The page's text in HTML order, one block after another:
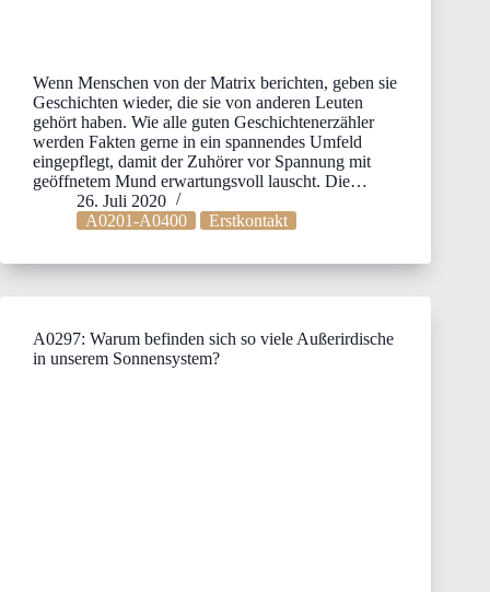
Wenn Menschen von der Matrix berichten, geben sie
Geschichten wieder, die sie von anderen Leuten
gehört haben. Wie alle guten Geschichtenerzähler
werden Fakten gerne in ein spannendes Umfeld
eingepflegt, damit der Zuhörer vor Spannung mit
geöffnetem Mund erwartungsvoll lauscht. Die…
26. Juli 2020
A0201-A0400
Erstkontakt
A0297: Warum befinden sich so viele Außerirdische
in unserem Sonnensystem?